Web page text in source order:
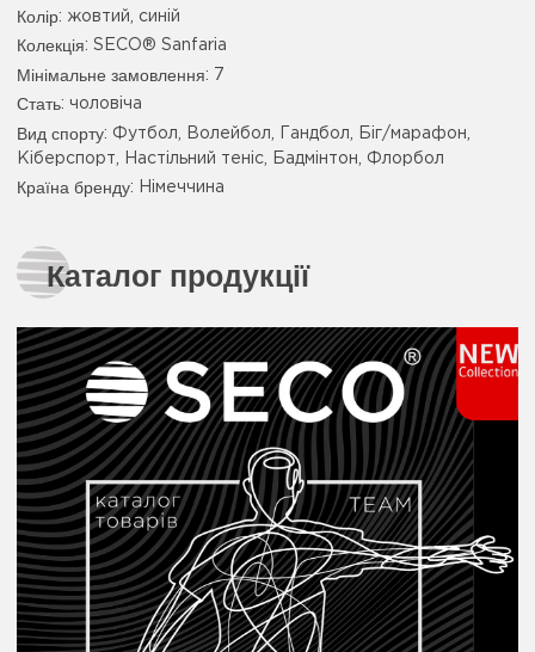
Колір: жовтий синій
Колекція: SECO® Sanfaria
Мінімальне замовлення: 7
Стать: чоловіча
Вид спорту: Футбол, Волейбол, Гандбол, Біг/марафон,
Кіберспорт, Настільний теніс, Бадмінтон, Флорбол
Країна бренду: Німеччина
Каталог продукції